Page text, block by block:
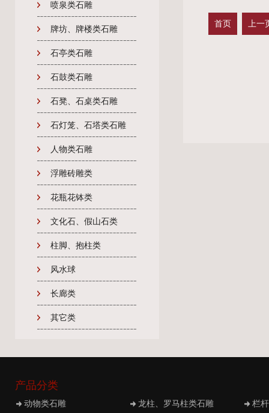
喷泉类石雕
牌坊、牌楼类石雕
石亭类石雕
石鼓类石雕
石凳、石桌类石雕
石灯笼、石塔类石雕
人物类石雕
浮雕砖雕类
花瓶花钵类
文化石、假山石类
柱脚、抱柱类
风水球
长廊类
其它类
首页 上一
产品分类
动物类石雕 龙柱、罗马柱类石雕
栏